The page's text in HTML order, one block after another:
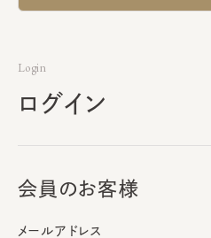
Login
ログイン
会員のお客様
メールアドレス